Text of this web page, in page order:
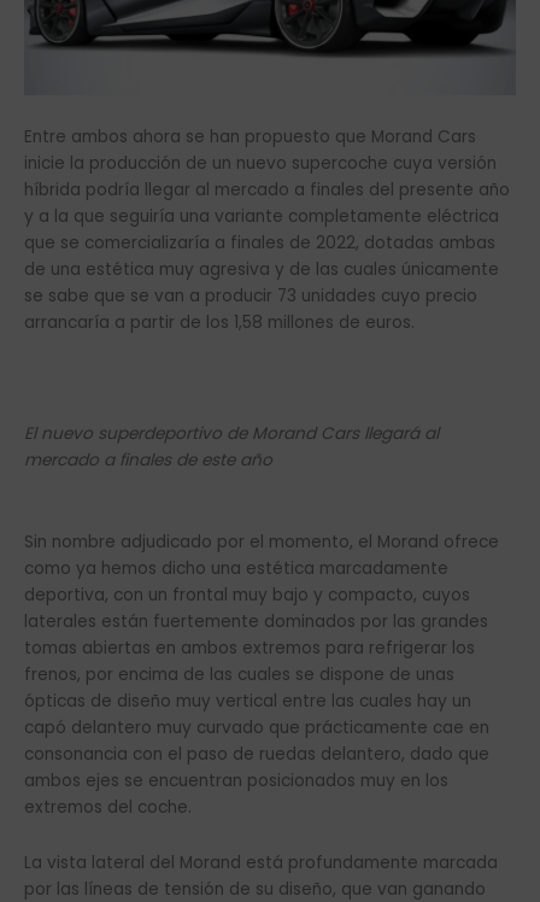
Entre ambos ahora se han propuesto que Morand Cars
inicie la producción de un nuevo supercoche cuya versión
híbrida podría llegar al mercado a finales del presente año
y a la que seguiría una variante completamente eléctrica
que se comercializaría a finales de 2022, dotadas ambas
de una estética muy agresiva y de las cuales únicamente
se sabe que se van a producir 73 unidades cuyo precio
arrancaría a partir de los 1,58 millones de euros.
El nuevo superdeportivo de Morand Cars llegará al
mercado a finales de este año
Sin nombre adjudicado por el momento, el Morand ofrece
como ya hemos dicho una estética marcadamente
deportiva, con un frontal muy bajo y compacto, cuyos
laterales están fuertemente dominados por las grandes
tomas abiertas en ambos extremos para refrigerar los
frenos, por encima de las cuales se dispone de unas
ópticas de diseño muy vertical entre las cuales hay un
capó delantero muy curvado que prácticamente cae en
consonancia con el paso de ruedas delantero, dado que
ambos ejes se encuentran posicionados muy en los
extremos del coche.
La vista lateral del Morand está profundamente marcada
por las líneas de tensión de su diseño, que van ganando